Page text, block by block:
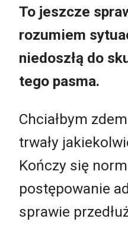
To jeszcze
rozumiem
niedoszłą do
tego pasma.
Chciałbym
trwały
Kończy się
postępowanie
sprawie